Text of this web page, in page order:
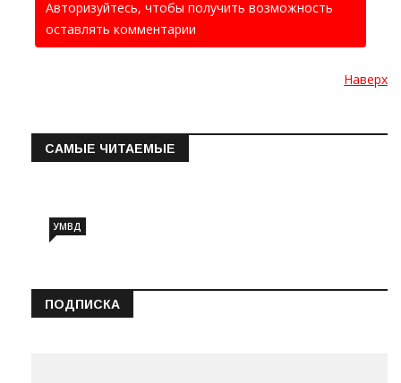
Авторизуйтесь, чтобы получить возможность
оставлять комментарии
Наверх
САМЫЕ ЧИТАЕМЫЕ
УМВД
ПОДПИСКА